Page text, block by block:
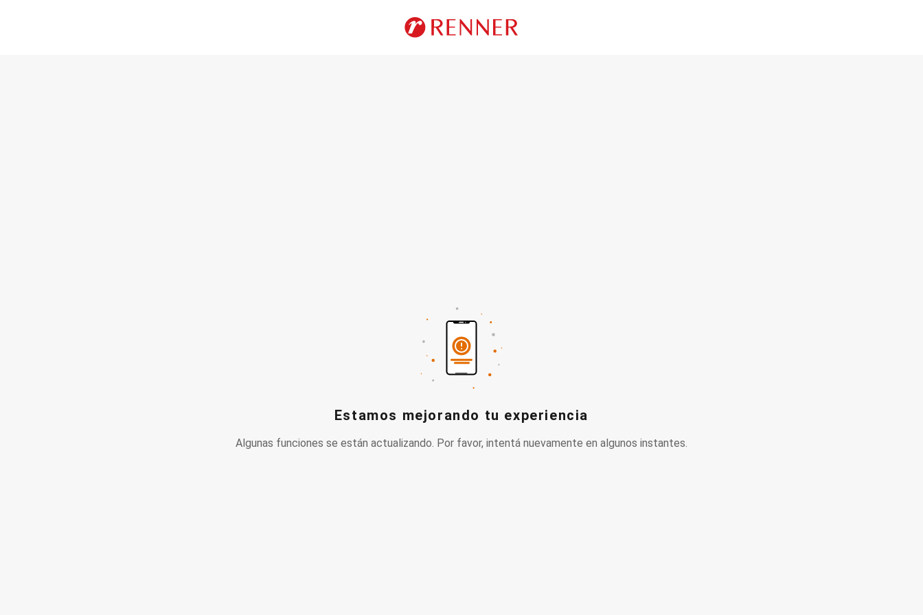
Estamos mejorando tu experiencia
Algunas funciones se están actualizando. Por favor, intentá nuevamente en algunos instantes.